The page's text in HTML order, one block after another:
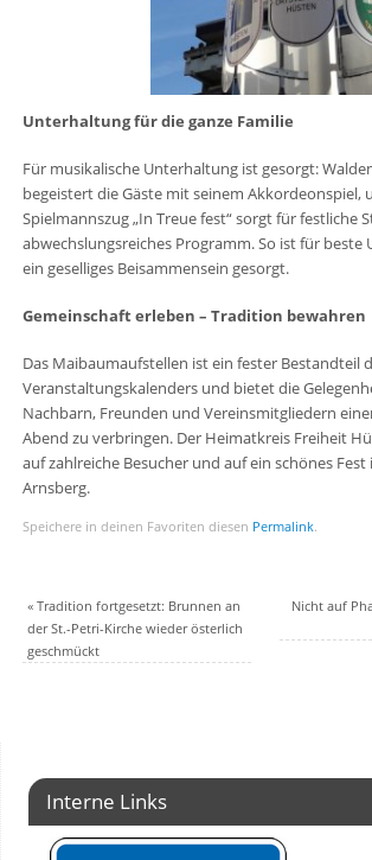
Unterhaltung für die ganze Familie
Für musikalische Unterhaltung ist gesorgt:
begeistert die Gäste mit seinem Akkordeonspiel,
Spielmannszug „In Treue fest“ sorgt für festliche
abwechslungsreiches Programm.So ist für beste
ein geselliges Beisammensein gesorgt.
Gemeinschaft erleben – Tradition bewahren
Das Maibaumaufstellen ist ein fester Bestandteil
Veranstaltungskalenders und bietet die
Nachbarn, Freunden und Vereinsmitgliedern
Abend zu verbringen. Der Heimatkreis Freiheit
auf zahlreiche Besucher und auf ein schönes
Arnsberg.
Speichere in deinen Favoriten diesen Permalink.
«Tradition fortgesetzt: Brunnen an
der St.-Petri-Kirche wieder österlich
geschmückt
Nicht auf
Interne Links